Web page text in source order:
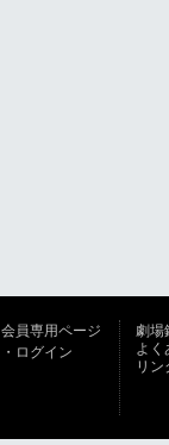
会員専用ページ
・ログイン
劇場
よく
リン